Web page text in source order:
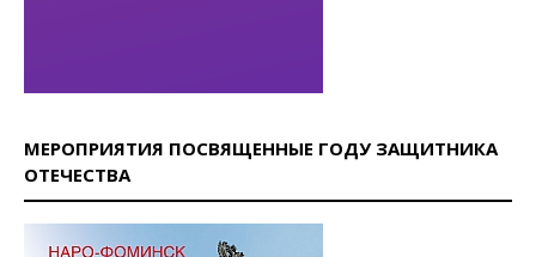
МЕРОПРИЯТИЯ ПОСВЯЩЕННЫЕ ГОДУ ЗАЩИТНИКА
ОТЕЧЕСТВА